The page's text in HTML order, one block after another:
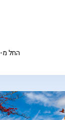
החל מ-